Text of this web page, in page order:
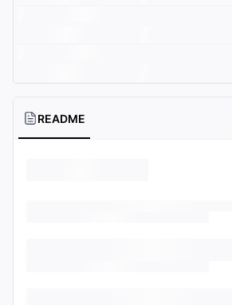
README